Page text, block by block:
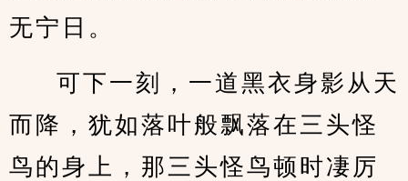
无宁日。
可下一刻，一道黑衣身影从天
而降，犹如落叶般飘落在三头怪
鸟的身上，那三头怪鸟顿时凄厉